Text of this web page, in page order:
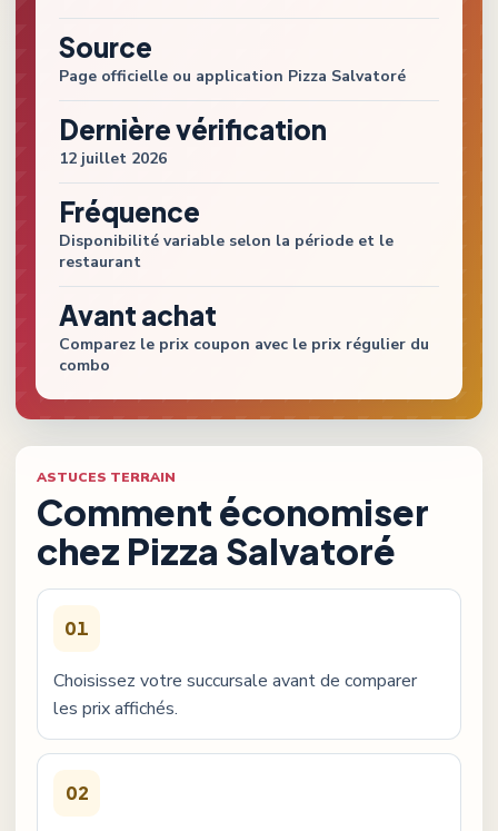
Source
Page officielle ou application Pizza Salvatoré
Dernière vérification
12 juillet 2026
Fréquence
Disponibilité variable selon la période et le
restaurant
Avant achat
Comparez le prix coupon avec le prix régulier du
combo
ASTUCES TERRAIN
Comment économiser
chez Pizza Salvatoré
01
Choisissez votre succursale avant de comparer
les prix affichés.
02